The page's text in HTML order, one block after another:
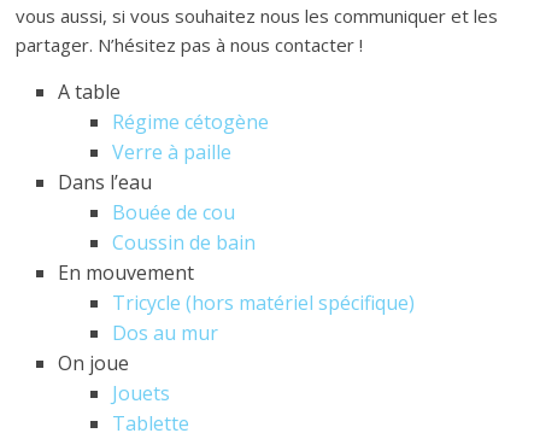
vous aussi, si vous souhaitez nous les communiquer et les
partager. N’hésitez pas à nous contacter !
A table
Régime cétogène
Verre à paille
Dans l’eau
Bouée de cou
Coussin de bain
En mouvement
Tricycle (hors matériel spécifique)
Dos au mur
On joue
Jouets
Tablette